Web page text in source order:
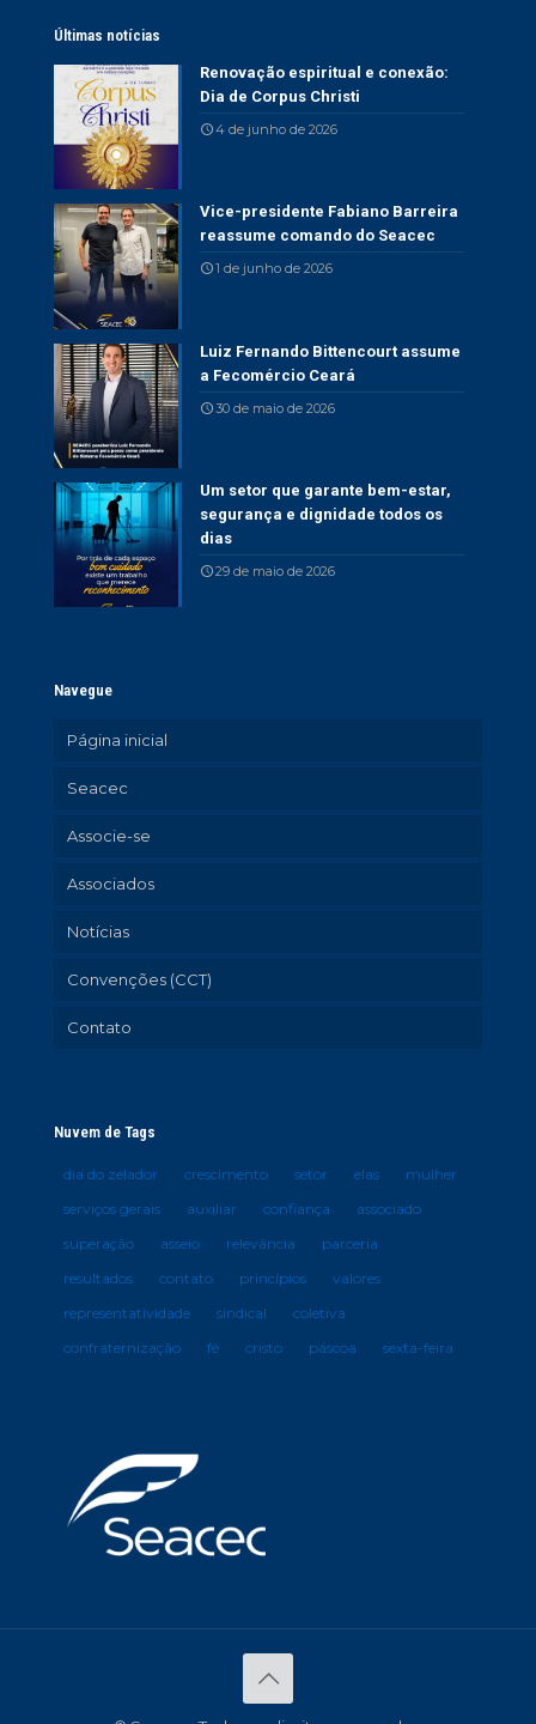
Últimas notícias
Renovação espiritual e conexão:
Dia de Corpus Christi
4 de junho de 2026
Vice-presidente Fabiano Barreira
reassume comando do Seacec
1 de junho de 2026
Luiz Fernando Bittencourt assume
a Fecomércio Ceará
30 de maio de 2026
Um setor que garante bem-estar,
segurança e dignidade todos os
dias
29 de maio de 2026
Navegue
Página inicial
Seacec
Associe-se
Associados
Notícias
Convenções (CCT)
Contato
Nuvem de Tags
dia do zelador crescimento setor elas
mulher
serviços gerais
auxiliar confiança
associado
superação
asseio relevância
parceria
resultados
contato princípios
valores
representatividade
sindical
coletiva
confraternização
fé cristo páscoa sexta-feira